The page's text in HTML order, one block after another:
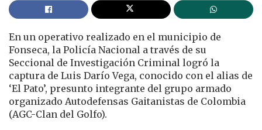
En un operativo realizado en el municipio de
Fonseca, la Policía Nacional a través de su
Seccional de Investigación Criminal logró la
captura de Luis Darío Vega, conocido con el alias de
‘El Pato’, presunto integrante del grupo armado
organizado Autodefensas Gaitanistas de Colombia
(AGC-Clan del Golfo).